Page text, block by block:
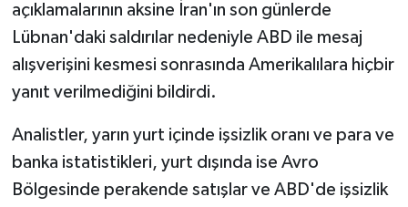
açıklamalarının aksine İran'ın son günlerde
Lübnan'daki saldırılar nedeniyle ABD ile mesaj
alışverişini kesmesi sonrasında Amerikalılara hiçbir
yanıt verilmediğini bildirdi.
Analistler, yarın yurt içinde işsizlik oranı ve para ve
banka istatistikleri, yurt dışında ise Avro
Bölgesinde perakende satışlar ve ABD'de işsizlik